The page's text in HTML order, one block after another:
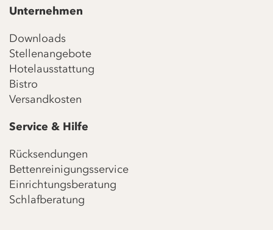
Unternehmen
Downloads
Stellenangebote
Hotelausstattung
Bistro
Versandkosten
Service & Hilfe
Rücksendungen
Bettenreinigungsservice
Einrichtungsberatung
Schlafberatung